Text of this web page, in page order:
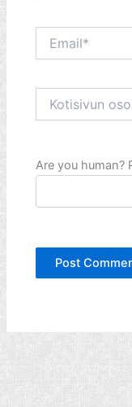
osoite
Are you human?